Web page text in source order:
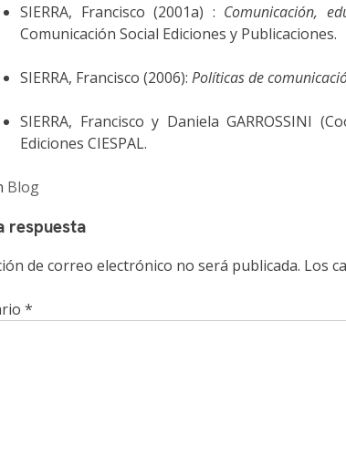
SIERRA, Francisco (2001a) : Comunicación,
Comunicación Social Ediciones y Publicaciones.
SIERRA, Francisco (2006): Políticas de
SIERRA, Francisco y Daniela GARROSSINI
Ediciones CIESPAL.
Blog
respuesta
de correo electrónico no será publicada. Los
*